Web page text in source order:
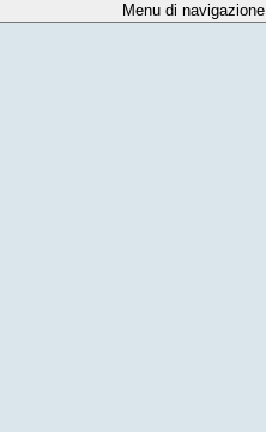
Menu di navigazione